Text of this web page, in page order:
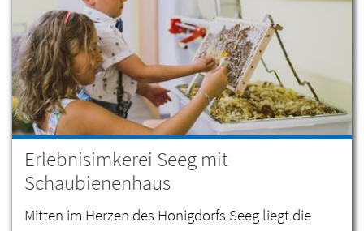
Erlebnisimkerei Seeg mit
Schaubienenhaus
Mitten im Herzen des Honigdorfs Seeg liegt die